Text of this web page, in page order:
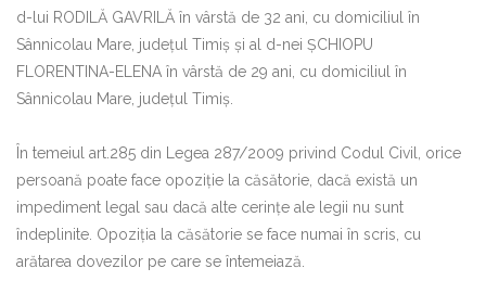
:d-lui RODILĂ GAVRILĂ în vârstă de 32 ani, cu domiciliul în
Sânnicolau Mare, judeţul Timiş şi al d-nei ŞCHIOPU
FLORENTINA-ELENA în vârstă de 29 ani, cu domiciliul în
Sânnicolau Mare, judeţul Timiş.
În temeiul art.285 din Legea 287/2009 privind Codul Civil, orice
persoană poate face opoziţie la căsătorie, dacă există un
impediment legal sau dacă alte cerinţe ale legii nu sunt
îndeplinite. Opoziţia la căsătorie se face numai în scris, cu
arătarea dovezilor pe care se întemeiază.